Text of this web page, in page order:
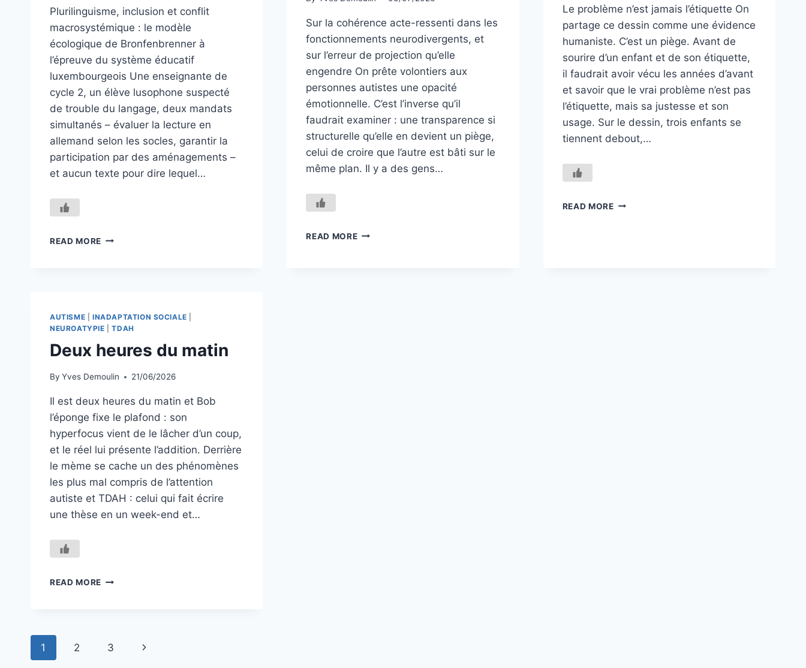
Plurilinguisme, inclusion et conflit
macrosystémique : le modèle
écologique de Bronfenbrenner à
l’épreuve du système éducatif
luxembourgeois Une enseignante de
cycle 2, un élève lusophone suspecté
de trouble du langage, deux mandats
simultanés – évaluer la lecture en
allemand selon les socles, garantir la
participation par des aménagements –
et aucun texte pour dire lequel…
READ MORE PENSER
Sur la cohérence acte-ressenti dans les
fonctionnements neurodivergents, et
sur l’erreur de projection qu’elle
engendre On prête volontiers aux
personnes autistes une opacité
émotionnelle. C’est l’inverse qu’il
faudrait examiner : une transparence si
structurelle qu’elle en devient un piège,
celui de croire que l’autre est bâti sur le
même plan. Il y a des gens…
READ MORELA
Le problème n’est jamais l’étiquette On
partage ce dessin comme une évidence
humaniste. C’est un piège. Avant de
sourire d’un enfant et de son étiquette,
il faudrait avoir vécu les années d’avant
et savoir que le vrai problème n’est pas
l’étiquette, mais sa justesse et son
usage. Sur le dessin, trois enfants se
tiennent debout,…
READ MORECENT
AUTISME INADAPTATION SOCIALE
NEUROATYPIE |TDAH
Deux heures du matin
By Yves Demoulin 21/06/2026
Il est deux heures du matin et Bob
l’éponge fixe le plafond : son
hyperfocus vient de le lâcher d’un coup,
et le réel lui présente l’addition. Derrière
le mème se cache un des phénomènes
les plus mal compris de l’attention
autiste et TDAH : celui qui fait écrire
une thèse en un week-end et…
READ MORE DEUX
Page
1 2 3
Next